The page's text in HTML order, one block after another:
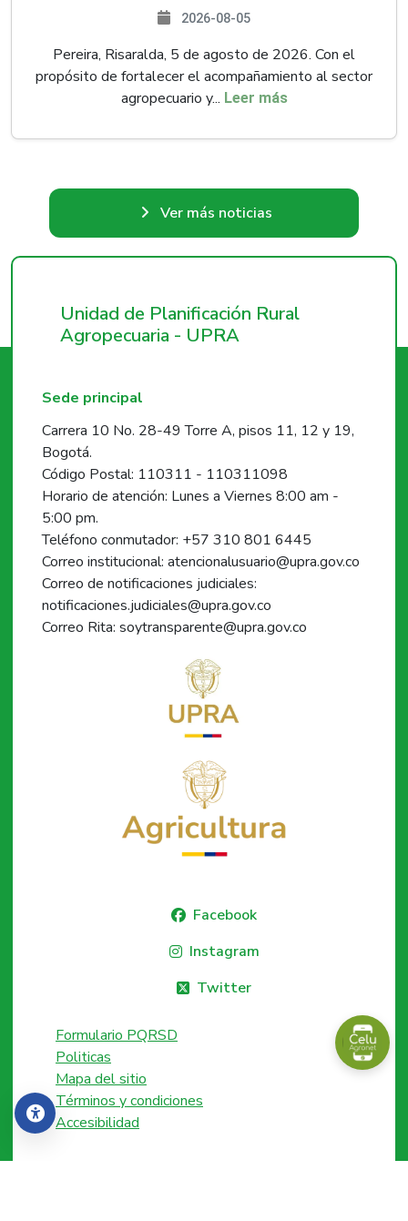
Accesibilidad
2026-08-05
Pereira, Risaralda, 5 de agosto de 2026. Con el
propósito de fortalecer el acompañamiento al sector
agropecuario y... Leer más
Ver más noticias
Unidad de Planificación Rural
Agropecuaria - UPRA
Sede principal
Carrera 10 No. 28-49 Torre A, pisos 11, 12 y 19,
Bogotá.
Código Postal: 110311 - 110311098
Horario de atención: Lunes a Viernes 8:00 am -
5:00 pm.
Teléfono conmutador: +57 310 801 6445
Correo institucional: atencionalusuario@upra.gov.co
Correo de notificaciones judiciales:
notificaciones.judiciales@upra.gov.co
Correo Rita: soytransparente@upra.gov.co
Facebook
Instagram
Twitter
Formulario PQRSD
Politicas
Mapa del sitio
Términos y condiciones
Accesibilidad